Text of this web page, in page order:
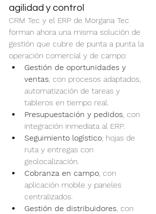
agilidad y control
CRM Tec y el ERP de Morgana Tec
forman ahora una misma solución de
gestión que cubre de punta a punta la
operación comercial y de campo:
Gestión de oportunidades y
ventas, con procesos adaptados,
automatización de tareas y
tableros en tiempo real.
Presupuestación y pedidos, con
integración inmediata al ERP.
Seguimiento logístico, hojas de
ruta y entregas con
geolocalización.
Cobranza en campo, con
aplicación mobile y paneles
centralizados.
Gestión de distribuidores, con